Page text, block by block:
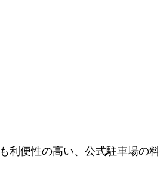
利便性の高い、公式駐車場の